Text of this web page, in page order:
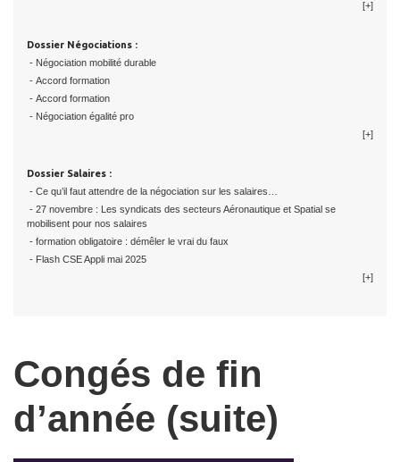
[+]
Dossier Négociations :
- Négociation mobilité durable
- Accord formation
- Accord formation
- Négociation égalité pro
[+]
Dossier Salaires :
- Ce qu’il faut attendre de la négociation sur les salaires…
- 27 novembre : Les syndicats des secteurs Aéronautique et Spatial se
mobilisent pour nos salaires
- formation obligatoire : démêler le vrai du faux
- Flash CSE Appli mai 2025
[+]
Congés de fin
d’année (suite)